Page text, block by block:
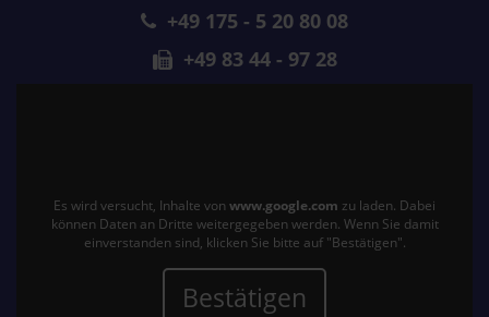
+49 175 - 5 20 80 08
+49 83 44 - 97 28
Es wird versucht, Inhalte von www.google.com zu laden. Dabei
können Daten an Dritte weitergegeben werden. Wenn Sie damit
einverstanden sind, klicken Sie bitte auf "Bestätigen".
Bestätigen